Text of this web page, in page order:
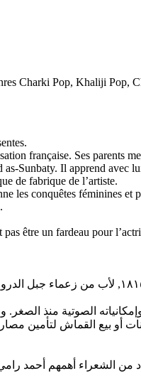
Charki Pop, Khaliji Pop,
française. Ses parents
Sunbaty. Il apprend avec
de fabrique de l’artiste.
les conquêtes féminines et
être un fardeau pour
فريد الأطرش وُلد في التاسع عشر
أو بيع القماش لتأمين